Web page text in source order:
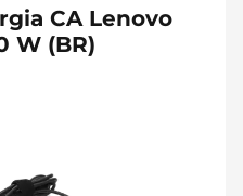
CA Lenovo
W (BR)